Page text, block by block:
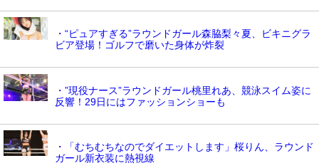
・“ピュアすぎる”ラウンドガール森脇梨々夏、ビキニグラ
ビア登場！ゴルフで磨いた身体が炸裂
・”現役ナース”ラウンドガール桃里れあ、競泳スイム姿に
反響！29日にはファッションショーも
・「むちむちなのでダイエットします」桜りん、ラウンド
ガール新衣装に熱視線